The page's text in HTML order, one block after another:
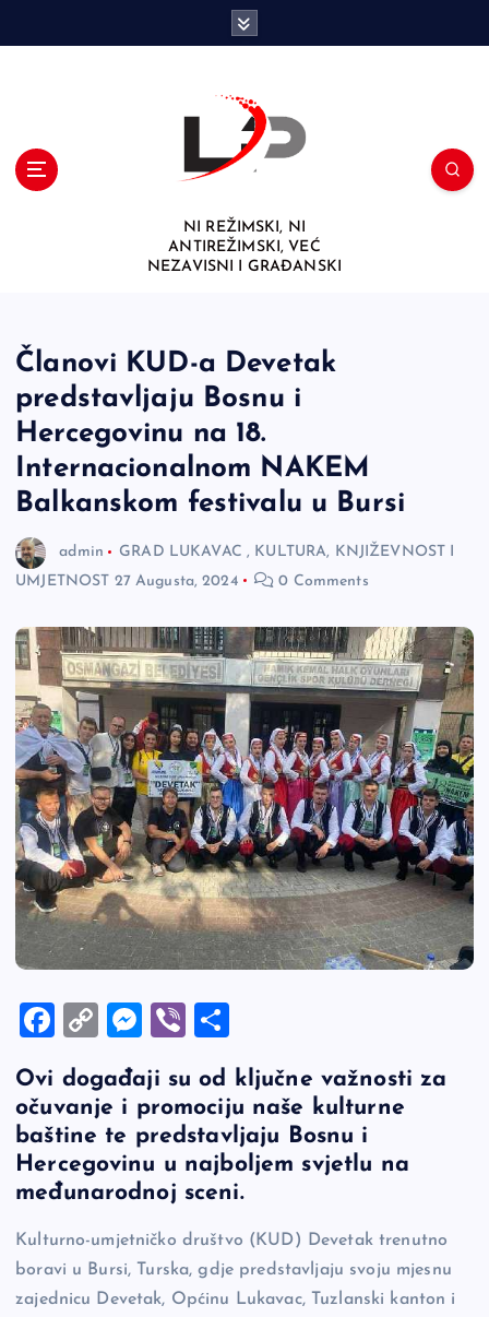
NI REŽIMSKI, NI
ANTIREŽIMSKI, VEĆ
NEZAVISNI I GRAĐANSKI
Članovi KUD-a Devetak
predstavljaju Bosnu i
Hercegovinu na 18.
Internacionalnom NAKEM
Balkanskom festivalu u Bursi
admin GRAD LUKAVAC , KULTURA, KNJIŽEVNOST I
UMJETNOST 27 Augusta, 2024 0 Comments
F
c
e
b
o
o
k
C
p
y
Li
n
k
M
se
n
g
er
Vi
er ar
e
Ovi događaji su od ključne važnosti za
očuvanje i promociju naše kulturne
baštine te predstavljaju Bosnu i
Hercegovinu u najboljem svjetlu na
međunarodnoj sceni.
Kulturno-umjetničko društvo (KUD) Devetak trenutno
boravi u Bursi, Turska, gdje predstavljaju svoju mjesnu
zajednicu Devetak, Općinu Lukavac, Tuzlanski kanton i